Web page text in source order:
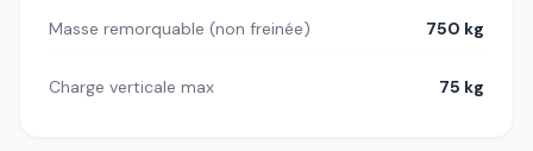
Masse remorquable (non freinée) 750 kg
Charge verticale max 75 kg